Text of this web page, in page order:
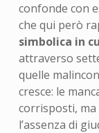
confonde con
che qui però
simbolica in
attraverso
quelle
cresce: le
corrisposti, ma
l’assenza di